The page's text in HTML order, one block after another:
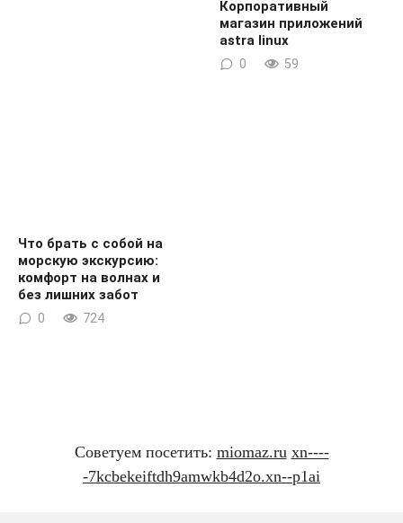
Корпоративный
магазин приложений
astra linux
0 59
Что брать с собой на
морскую экскурсию:
комфорт на волнах и
без лишних забот
0 724
Советуем посетить: miomaz.ru xn----
-7kcbekeiftdh9amwkb4d2o.xn--p1ai